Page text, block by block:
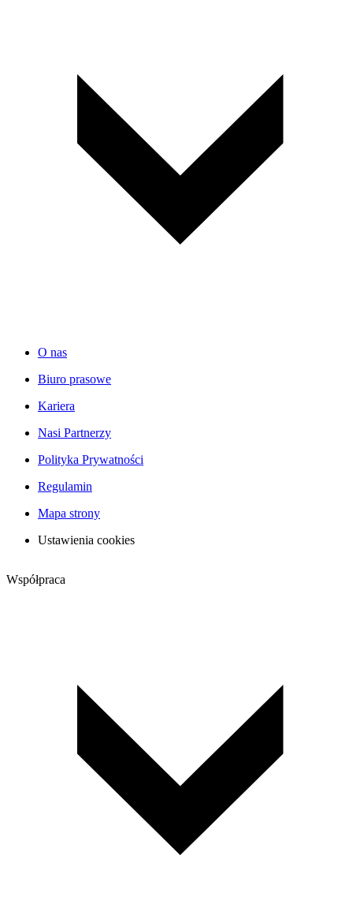
O nas
Biuro prasowe
Kariera
Nasi Partnerzy
Polityka Prywatności
Regulamin
Mapa strony
Ustawienia cookies
Współpraca